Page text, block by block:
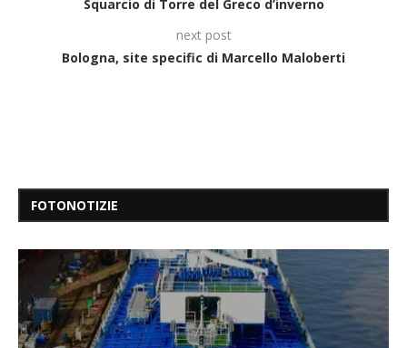
Squarcio di Torre del Greco d’inverno
next post
Bologna, site specific di Marcello Maloberti
FOTONOTIZIE